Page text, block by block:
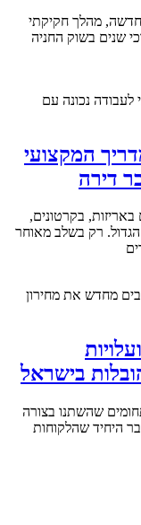
מהלך חקיקתי
שנים בשוק החניה
המקצועי
דירה
בקרטונים,
הגדול. רק בשלב מאוחר
ועלויות
בישראל
שהשתנו בצורה
היחיד שהלקוחות